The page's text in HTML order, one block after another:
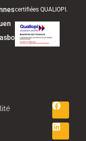
certifiées QUALIOPI.